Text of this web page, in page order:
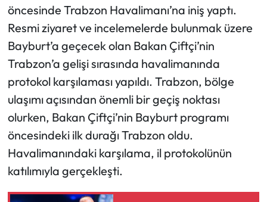
öncesinde Trabzon Havalimanı’na iniş yaptı.
Resmi ziyaret ve incelemelerde bulunmak üzere
Bayburt’a geçecek olan Bakan Çiftçi’nin
Trabzon’a gelişi sırasında havalimanında
protokol karşılaması yapıldı. Trabzon, bölge
ulaşımı açısından önemli bir geçiş noktası
olurken, Bakan Çiftçi’nin Bayburt programı
öncesindeki ilk durağı Trabzon oldu.
Havalimanındaki karşılama, il protokolünün
katılımıyla gerçekleşti.